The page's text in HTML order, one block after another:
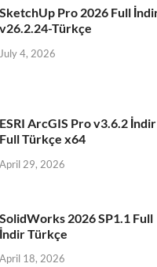
SketchUp Pro 2026 Full
v26.2.24-Türkçe
July 4, 2026
ESRI ArcGIS Pro v3.6.2 İndir
Full Türkçe x64
April 29, 2026
SolidWorks 2026 SP1.1 Full
İndir Türkçe
April 18, 2026